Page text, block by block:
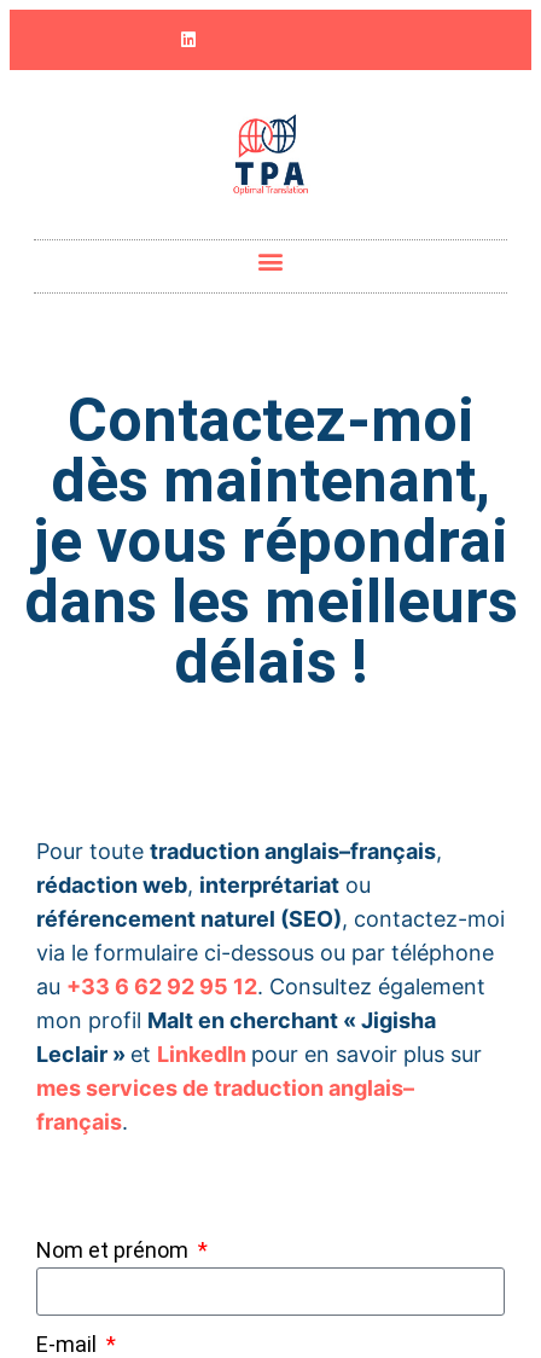
Contactez-moi
dès maintenant,
je vous répondrai
dans les meilleurs
délais !
Pour toute traduction anglais–français,
rédaction web, interprétariat ou
référencement naturel (SEO), contactez-moi
via le formulaire ci-dessous ou par téléphone
au +33 6 62 92 95 12. Consultez également
mon profil Malt en cherchant « Jigisha
Leclair » et LinkedIn pour en savoir plus sur
mes services de traduction anglais–
français.
Nom et prénom
E-mail